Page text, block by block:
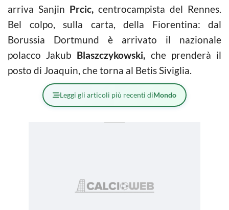
arriva Sanjin Prcic, centrocampista del Rennes.
Bel colpo, sulla carta, della Fiorentina: dal
Borussia Dortmund è arrivato il nazionale
polacco Jakub Blaszczykowski, che prenderà il
posto di Joaquin, che torna al Betis Siviglia.
Leggi gli articoli più recenti diMondo